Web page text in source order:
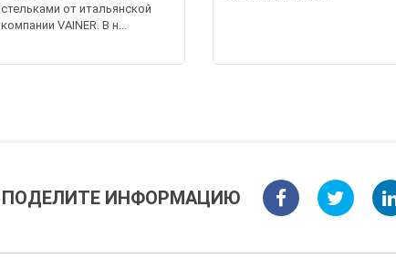
стельками от итальянской
компании VAINER. В н...
ПОДЕЛИТЕ ИНФОРМАЦИЮ